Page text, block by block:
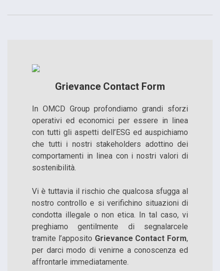
Grievance Contact Form
In OMCD Group profondiamo grandi sforzi
operativi ed economici per essere in linea
con tutti gli aspetti dell’ESG ed auspichiamo
che tutti i nostri stakeholders adottino dei
comportamenti in linea con i nostri valori di
sostenibilità.
Vi è tuttavia il rischio che qualcosa sfugga al
nostro controllo e si verifichino situazioni di
condotta illegale o non etica. In tal caso, vi
preghiamo gentilmente di segnalarcele
tramite l’apposito Grievance Contact Form,
per darci modo di venirne a conoscenza ed
affrontarle immediatamente.